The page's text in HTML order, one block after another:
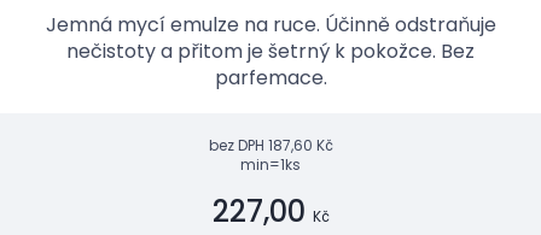
Jemná mycí emulze na ruce. Účinně odstraňuje
nečistoty a přitom je šetrný k pokožce. Bez
parfemace.
bez DPH 187,60 Kč
min=1ks
227,00 Kč